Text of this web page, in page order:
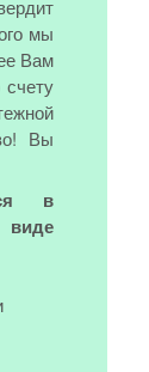
мы
Вам
Вы
в
виде